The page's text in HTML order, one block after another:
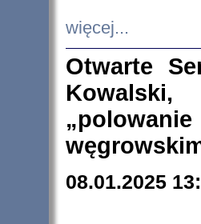
więcej...
Otwarte
08.01.2025